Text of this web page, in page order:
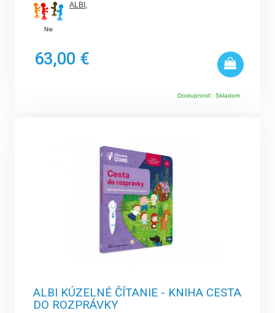
Nie
ALBI ,
63,00 €
Dostupnosť: Skladom
ALBI KÚZELNÉ ČÍTANIE - KNIHA CESTA
DO ROZPRÁVKY